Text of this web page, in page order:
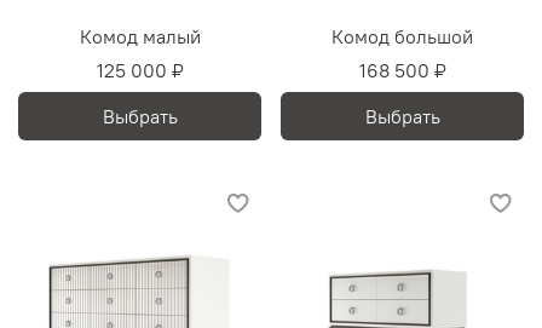
Комод малый
125 000 ₽
Выбрать
Комод большой
168 500 ₽
Выбрать